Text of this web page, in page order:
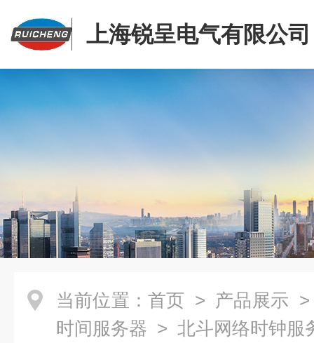
上海锐呈电气有限公司
当前位置： 首页 > 产品展示
时间服务器 > 北斗网络时钟服